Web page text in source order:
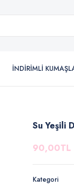
İNDİRİMLİ
Su Yeşili
90,00TL
Kategori